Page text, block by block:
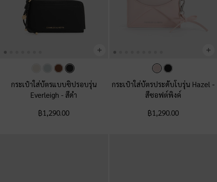
กระเป๋าใส่บัตรแบบซิปรอบรุ่น
Everleigh-สีดำ
฿1,290.00
กระเป๋าใส่บัตรประดับโบรุ่น Hazel -
สีซอฟต์พิงค์
฿1,290.00